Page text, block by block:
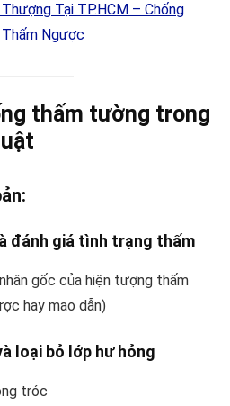
Tại TP.HCM – Chống
Ngược
thấm tường trong
đánh giá tình trạng thấm
gốc của hiện tượng thấm
hay mao dẫn)
loại bỏ lớp hư hỏng
tróc